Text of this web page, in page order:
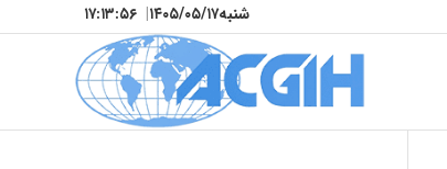
شنبه۱۴۰۵/۰۵/۱۷| ۱۷:۱۳:۵۸